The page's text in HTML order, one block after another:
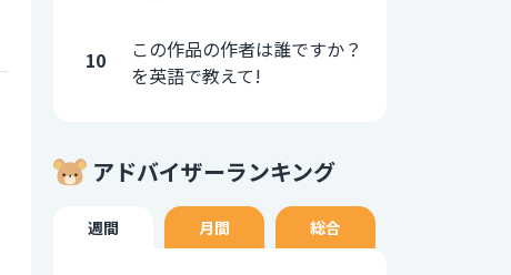
10
この作品の作者は誰ですか？
を英語で教えて!
アドバイザーランキング
週間 月間 総合